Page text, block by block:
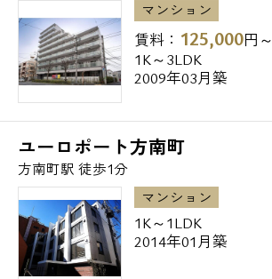
マンション
賃料： 125,000円～
1K～3LDK
2009年03月築
ユーロポート方南町
方南町駅 徒歩1分
マンション
1K～1LDK
2014年01月築